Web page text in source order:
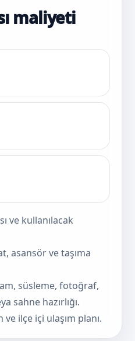
maliyeti
ve kullanılacak
asansör ve taşıma
süsleme, fotoğraf,
sahne hazırlığı.
ilçe içi ulaşım planı.